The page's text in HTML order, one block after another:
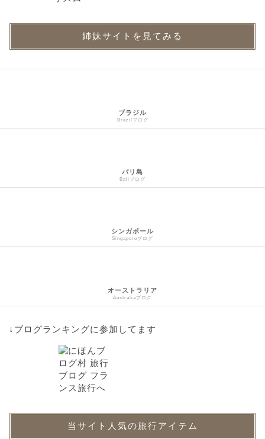
姉妹サイトを見てみる
ブラジル
Brazilブログ
バリ島
Baliブログ
シンガポール
Singaporeブログ
オーストラリア
Australiaブログ
↓ブログランキングに参加してます
当サイト人気の旅行アイテム